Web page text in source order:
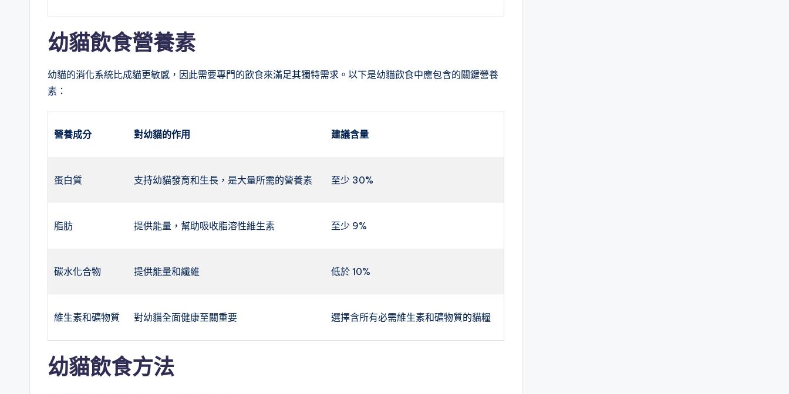
幼貓飲食營養素
幼貓的消化系統比成貓更敏感，因此需要專門的飲食來滿足其獨特需求。以下是幼貓飲食中應包含的關鍵營養
素：
營養成分 對幼貓的作用 建議含量
蛋白質 支持幼貓發育和生長，是大量所需的營養素 至少 30%
脂肪 提供能量，幫助吸收脂溶性維生素 至少 9%
碳水化合物 提供能量和纖維 低於 10%
維生素和礦物質 對幼貓全面健康至關重要 選擇含所有必需維生素和礦物質的貓糧
幼貓飲食方法